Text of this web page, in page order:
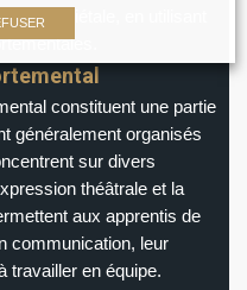
sociétale, en utilisant
constituent une partie
généralement organisés
sur divers
théâtrale et la
aux apprentis de
communication, leur
travailler en équipe.